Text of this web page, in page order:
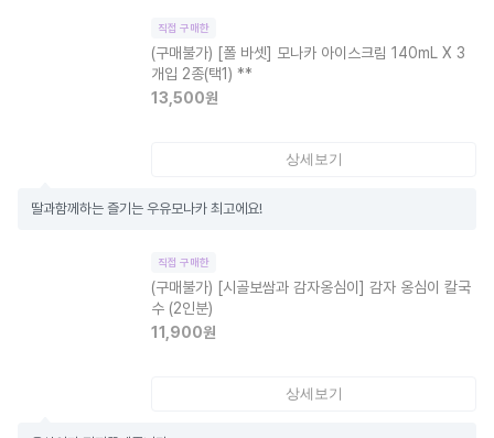
직접 구매한
(구매불가) [폴 바셋] 모나카 아이스크림 140mL X 3
개입 2종(택1) **
13,500원
상세보기
딸과함께하는 즐기는 우유모나카 최고에요!
직접 구매한
(구매불가) [시골보쌈과 감자옹심이] 감자 옹심이 칼국
수 (2인분)
11,900원
상세보기